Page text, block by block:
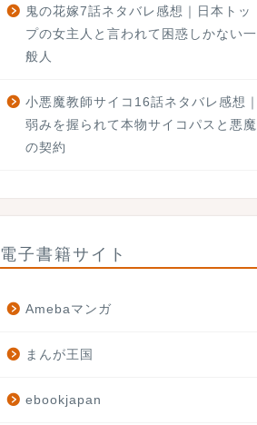
鬼の花嫁7話ネタバレ感想｜日本トッ
プの女主人と言われて困惑しかない一
般人
小悪魔教師サイコ16話ネタバレ感想｜
弱みを握られて本物サイコパスと悪魔
の契約
電子書籍サイト
Amebaマンガ
まんが王国
ebookjapan